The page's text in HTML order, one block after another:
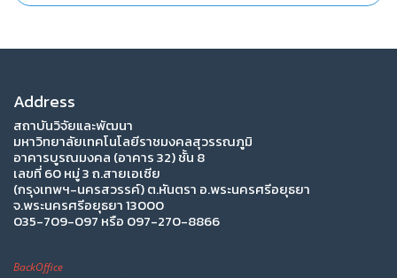
Address
สถาบันวิจัยและพัฒนา
มหาวิทยาลัยเทคโนโลยีราชมงคลสุวรรณภูมิ
อาคารบูรณมงคล (อาคาร 32) ชั้น 8
เลขที่ 60 หมู่ 3 ถ.สายเอเซีย
(กรุงเทพฯ-นครสวรรค์) ต.หันตรา อ.พระนครศรีอยุธยา
จ.พระนครศรีอยุธยา 13000
035-709-097 หรือ 097-270-8866
BackOffice